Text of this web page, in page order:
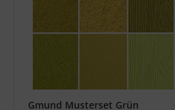
Gmund Musterset Grün